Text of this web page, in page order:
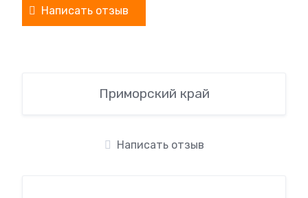
Написать отзыв
Приморский край
Написать отзыв